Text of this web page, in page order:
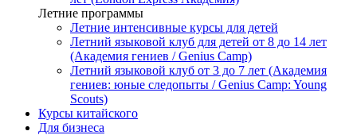
Летние программы
Летние интенсивные курсы для детей
Летний языковой клуб для детей от 8 до 14 лет
(Академия гениев / Genius Camp)
Летний языковой клуб от 3 до 7 лет (Академия
гениев: юные следопыты / Genius Camp: Young
Scouts)
Курсы китайского
Для бизнеса